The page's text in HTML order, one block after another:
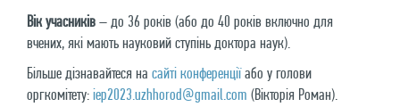
Вік учасників– до 36 років (або до 40 років включно для
вчених, які мають науковий ступінь доктора наук).
Більше дізнавайтеся на сайті конференціїабо у голови
оргкомітету:iep2023.uzhhorod@gmail.com (Вікторія Роман).